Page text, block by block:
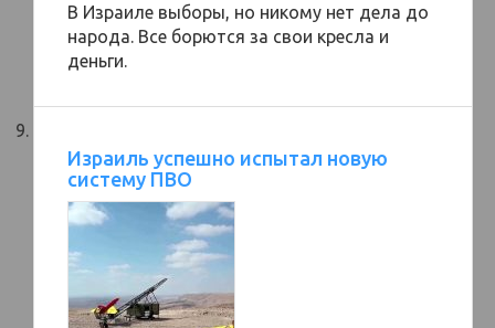
В Израиле выборы, но никому нет дела до
народа. Все борются за свои кресла и
деньги.
Израиль успешно испытал новую
систему ПВО